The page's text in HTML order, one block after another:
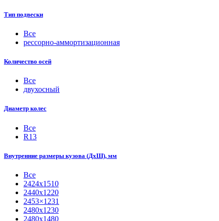
Тип подвески
Все
рессорно-аммортизационная
Количество осей
Все
двухосный
Диаметр колес
Все
R13
Внутренние размеры кузова (ДхШ), мм
Все
2424х1510
2440х1220
2453×1231
2480х1230
2480х1480